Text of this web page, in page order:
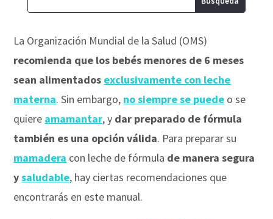
La Organización Mundial de la Salud (OMS)
recomienda que los bebés menores de 6 meses
sean alimentados exclusivamente con leche
materna. Sin embargo, no siempre se puede o se
quiere amamantar, y dar preparado de fórmula
también es una opción válida. Para preparar su
mamadera con leche de fórmula de manera segura
ysaludable, hay ciertas recomendaciones que
encontrarás en este manual.